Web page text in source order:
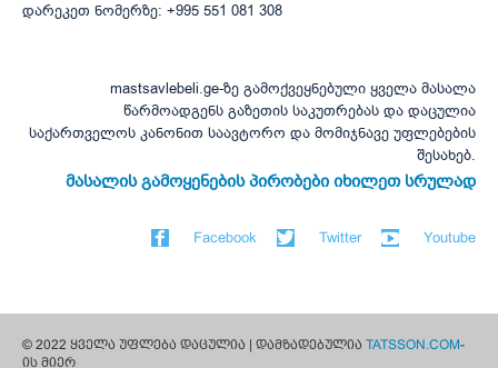
დარეკეთ ნომერზე: +995 551 081 308
mastsavlebeli.ge-ზე გამოქვეყნებული ყველა მასალა
წარმოადგენს გაზეთის საკუთრებას და დაცულია
საქართველოს კანონით საავტორო და მომიჯნავე უფლებების
შესახებ.
მასალის გამოყენების პირობები იხილეთ სრულად
Facebook Twitter Youtube
© 2022 ყველა უფლება დაცულია | დამზადებულია TATSSON.COM-
ის მიერ